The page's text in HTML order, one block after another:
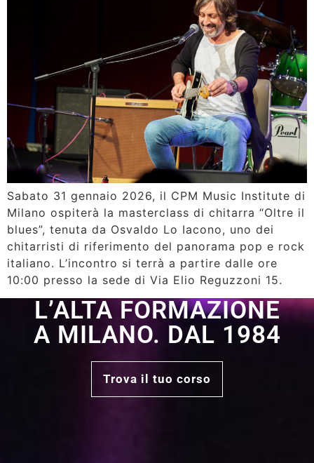
Sabato 31 gennaio 2026, il CPM Music Institute di
Milano ospiterà la masterclass di chitarra “Oltre il
blues”, tenuta da Osvaldo Lo Iacono, uno dei
chitarristi di riferimento del panorama pop e rock
italiano. L’incontro si terrà a partire dalle ore
10:00 presso la sede di Via Elio Reguzzoni 15.
L’ALTA FORMAZIONE
A MILANO. DAL 1984
Trova il tuo corso